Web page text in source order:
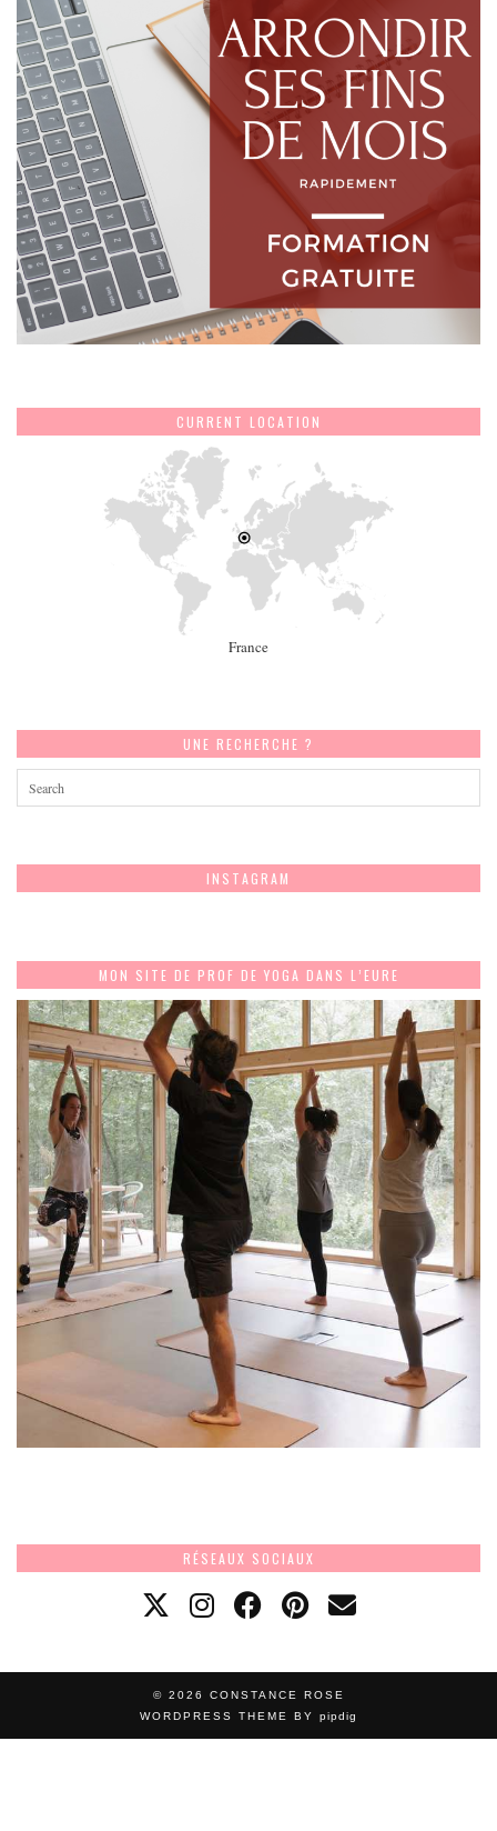
CURRENT LOCATION
France
UNE RECHERCHE ?
INSTAGRAM
MON SITE DE PROF DE YOGA DANS L’EURE
RÉSEAUX SOCIAUX
© 2026 CONSTANCE ROSE
WORDPRESS THEME BY pipdig